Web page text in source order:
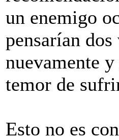
un enemigo
pensarían
nuevamente
temor de
Esto no es